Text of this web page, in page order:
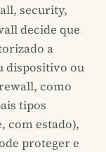
security,
decide que
a
dispositivo ou
como
tipos
com estado),
proteger e